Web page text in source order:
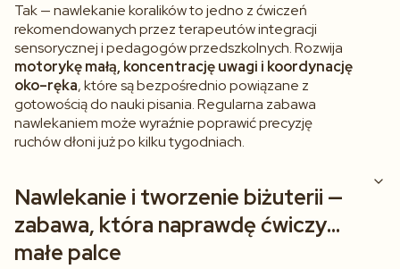
Tak — nawlekanie koralików to jedno z ćwiczeń
rekomendowanych przez terapeutów integracji
sensorycznej i pedagogów przedszkolnych. Rozwija
motorykę małą, koncentrację uwagi i koordynację
oko–ręka, które są bezpośrednio powiązane z
gotowością do nauki pisania. Regularna zabawa
nawlekaniem może wyraźnie poprawić precyzję
ruchów dłoni już po kilku tygodniach.
Nawlekanie i tworzenie biżuterii —
zabawa, która naprawdę ćwiczy
małe palce